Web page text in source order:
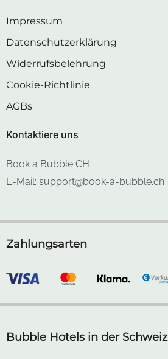
Impressum
Datenschutzerklärung
Widerrufsbelehrung
Cookie-Richtlinie
AGBs
Kontaktiere uns
Book a Bubble CH
E-Mail: support@book-a-bubble.ch
Zahlungsarten
Bubble Hotels in der Schweiz